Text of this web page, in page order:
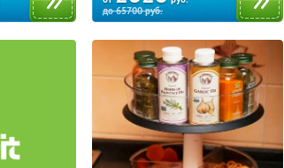
до65700руб.